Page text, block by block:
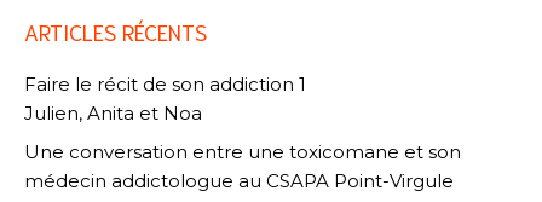
ARTICLES RÉCENTS
Faire le récit de son addiction 1
Julien, Anita et Noa
Une conversation entre une toxicomane et son
médecin addictologue au CSAPA Point-Virgule